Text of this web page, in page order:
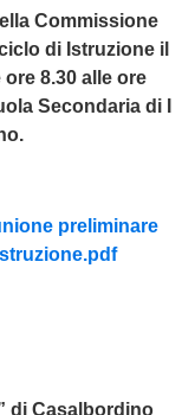
Commissione
di Istruzione il
8.30 alle ore
Secondaria di I
preliminare
di Casalbordino